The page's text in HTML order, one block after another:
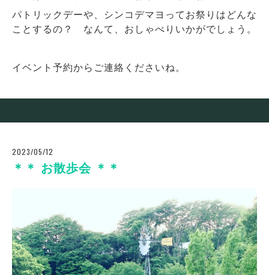
パトリックデーや、シンコデマヨってお祭りはどんな
ことするの？ なんて、おしゃべりいかがでしょう。
イベント予約からご連絡くださいね。
2023/05/12
＊＊ お散歩会 ＊＊